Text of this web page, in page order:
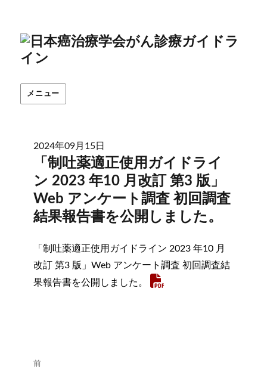
メニュー
2024年09月15日
「制吐薬適正使用ガイドライ
ン 2023 年10 月改訂 第3 版」
Web アンケート調査 初回調査
結果報告書を公開しました。
「制吐薬適正使用ガイドライン 2023 年10 月
改訂 第3 版」Web アンケート調査 初回調査結
果報告書を公開しました。
前